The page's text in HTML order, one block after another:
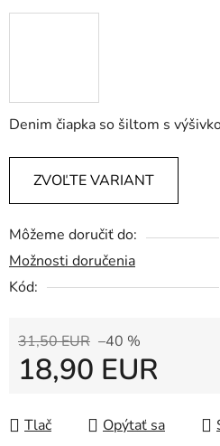
Denim čiapka so šiltom s
ZVOĽTE VARIANT
Môžeme doručiť do:
Možnosti doručenia
Kód:
31,50 EUR –40 %
18,90 EUR
Tlač
Opýtať sa